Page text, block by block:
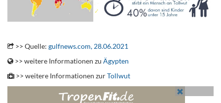
>> Quelle: gulfnews.com, 28.06.2021
>> weitere Informationen zu Ägypten
>> weitere Informationen zurTollwut